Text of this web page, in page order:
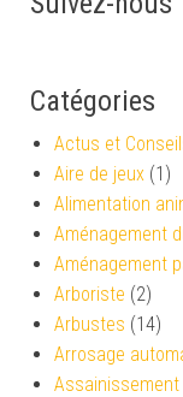
Catégories
Actus et
Aire de jeux (1)
Alimentation
Aménagement
Aménagement
Arboriste (2)
Arbustes (14)
Arrosage
Assainissement